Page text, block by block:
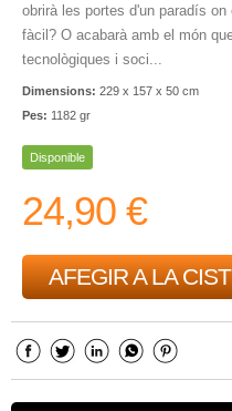
obrirà les portes d'un paradís
fàcil? O acabarà amb el món
tecnològiques i soci...
Dimensions: 229 x 157 x 50 cm
Pes: 1182 gr
Disponible
24,90 €
AFEGIR A LA